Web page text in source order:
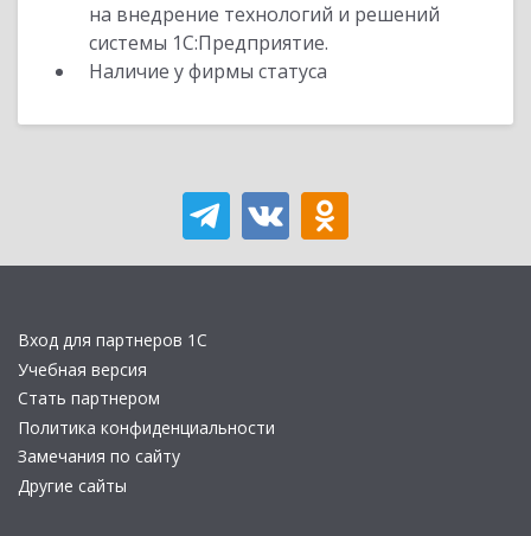
на внедрение технологий и решений
системы 1С:Предприятие.
Наличие у фирмы статуса
Вход для партнеров 1С
Учебная версия
Стать партнером
Политика конфиденциальности
Замечания по сайту
Другие сайты